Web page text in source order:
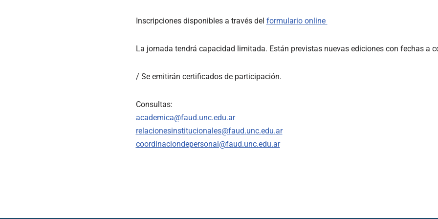
Inscripciones disponibles a través del formulario online
La jornada tendrá capacidad limitada. Están previstas nuevas ediciones con fechas a
/ Se emitirán certificados de participación.
Consultas:
academica@faud.unc.edu.ar
relacionesinstitucionales@faud.unc.edu.ar
coordinaciondepersonal@faud.unc.edu.ar